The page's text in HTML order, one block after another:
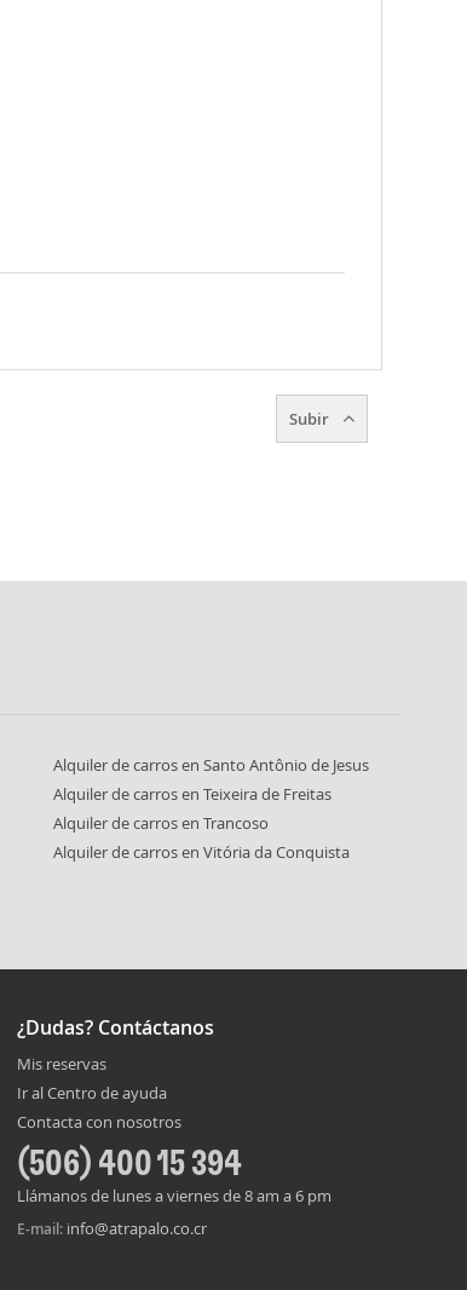
Subir
Alquiler de carros en Santo Antônio de Jesus
Alquiler de carros en Teixeira de Freitas
Alquiler de carros en Trancoso
Alquiler de carros en Vitória da Conquista
¿Dudas? Contáctanos
Mis reservas
Ir al Centro de ayuda
Contacta con nosotros
(506) 400 15 394
Llámanos de lunes a viernes de 8 am a 6 pm
E-mail: info@atrapalo.co.cr